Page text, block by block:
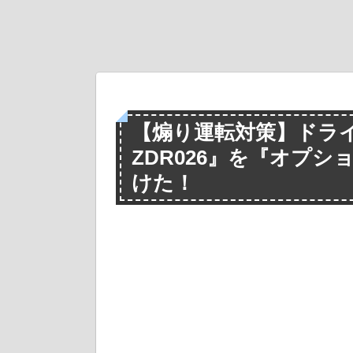
【煽り運転対策】ド
ZDR026』を『オプシ
けた！